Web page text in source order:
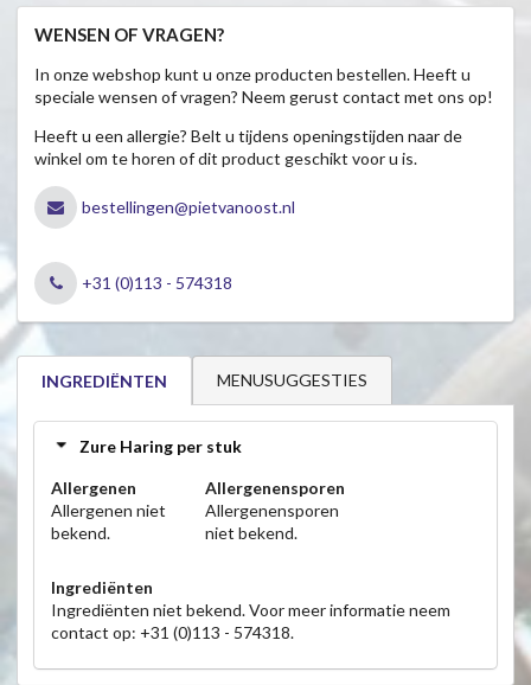
WENSEN OF VRAGEN?
In onze webshop kunt u onze producten bestellen. Heeft u
speciale wensen of vragen? Neem gerust contact met ons op!
Heeft u een allergie? Belt u tijdens openingstijden naar de
winkel om te horen of dit product geschikt voor u is.
bestellingen@pietvanoost.nl
+31 (0)113 - 574318
INGREDIËNTEN MENUSUGGESTIES
Zure Haring per stuk
Allergenen
Allergenen niet
bekend.
Allergenensporen
Allergenensporen
niet bekend.
Ingrediënten
Ingrediënten niet bekend. Voor meer informatie neem
contact op: +31 (0)113 - 574318.